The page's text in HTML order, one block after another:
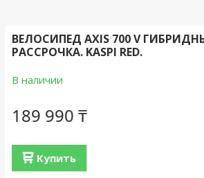
ВЕЛОСИПЕД AXIS 700 V
РАССРОЧКА. KASPI RED.
В наличии
189 990 ₸
Купить